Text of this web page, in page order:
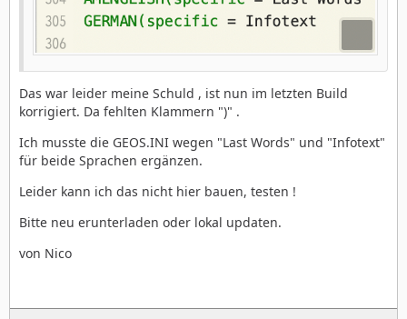
Das war leider meine Schuld , ist nun im letzten Build
korrigiert. Da fehlten Klammern ")" .
Ich musste die GEOS.INI wegen "Last Words" und "Infotext"
für beide Sprachen ergänzen.
Leider kann ich das nicht hier bauen, testen !
Bitte neu erunterladen oder lokal updaten.
von Nico